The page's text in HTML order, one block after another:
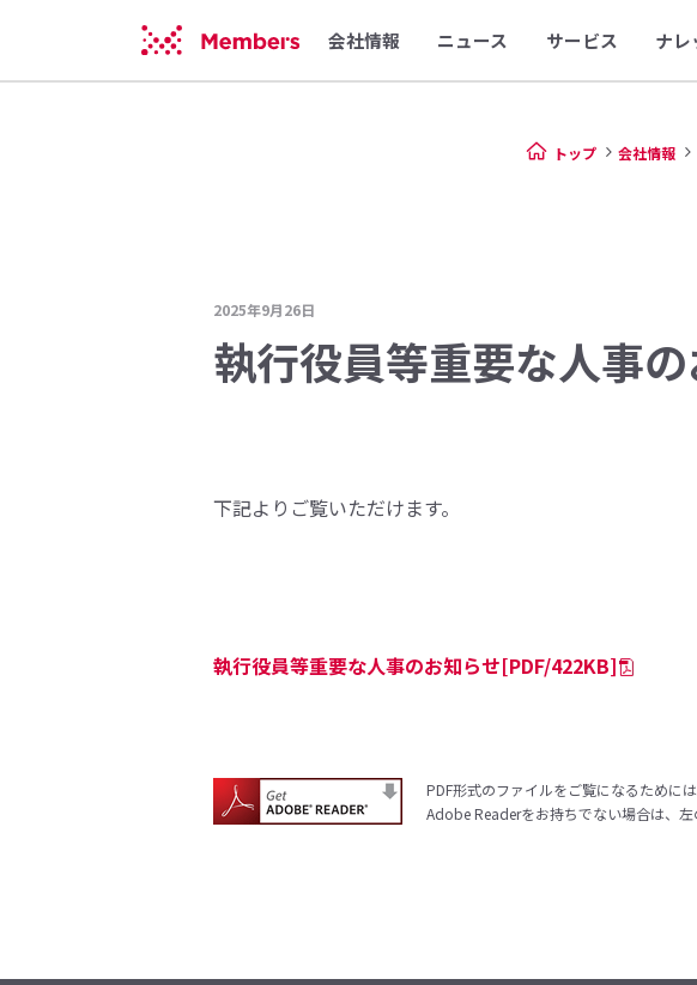
会社情報 ニュース サービス ナレ
トップ 会社情報
2025年9月26日
執行役員等重要な人事
下記よりご覧いただけます。
執行役員等重要な人事のお知らせ[PDF/422KB]
PDF形式のファイルをご覧になるために
Adobe Readerをお持ちでない場合は、左